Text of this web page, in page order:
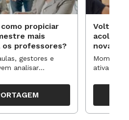
propiciar
mais
os professores?
gestores e
analisar
orientar o
ao longo do
Volta às
novas
ativa
propostas